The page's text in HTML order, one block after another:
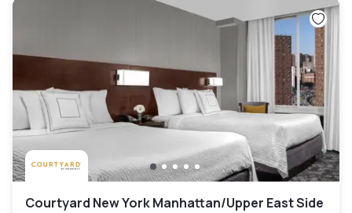
Courtyard New York Manhattan/Upper East Side